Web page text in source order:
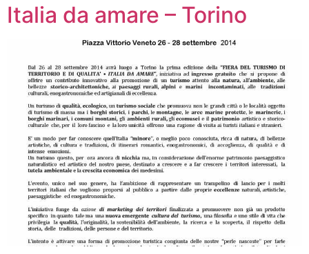
Italia da amare – Torino